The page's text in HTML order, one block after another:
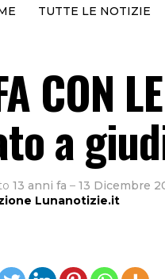
TUTTE LE NOTIZIE
CON
a
13 anni fa – 13 Dicembre
Lunanotizie.it